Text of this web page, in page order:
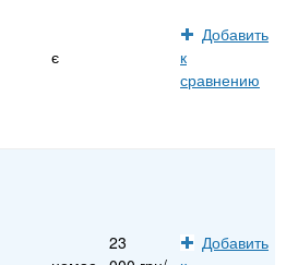
є
Добавить
к
сравнению
23
Добавить